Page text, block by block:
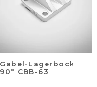
Gabel-Lagerbock
90° CBB-63